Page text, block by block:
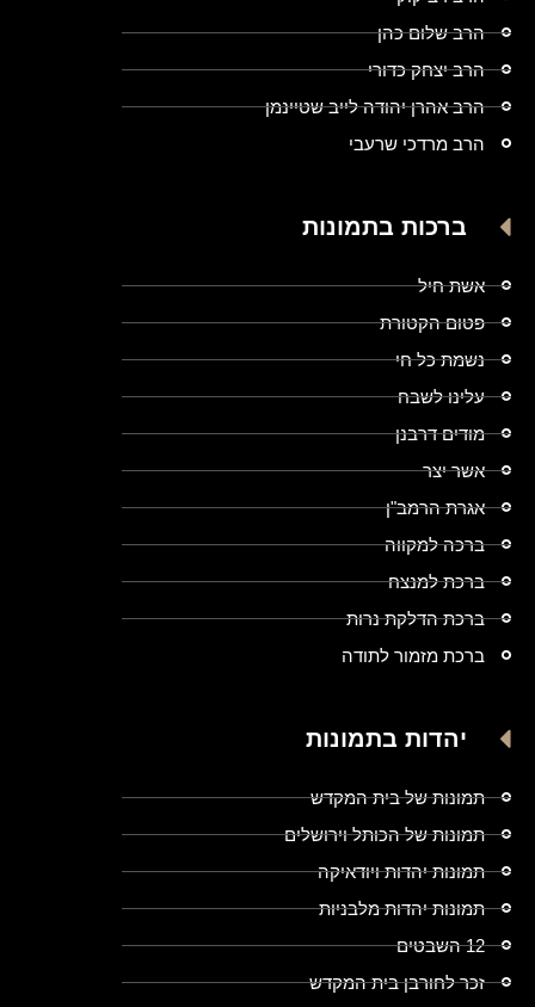
הרב שלום כהן
הרב יצחק כדורי
הרב אהרן יהודה לייב שטיינמן
הרב מרדכי שרעבי
ברכות בתמונות
אשת חיל
פטום הקטורת
נשמת כל חי
עלינו לשבח
מודים דרבנן
אשר יצר
אגרת הרמב"ן
ברכה למקווה
ברכת למנצח
ברכת הדלקת נרות
ברכת מזמור לתודה
יהדות בתמונות
תמונות של בית המקדש
תמונות של הכותל וירושלים
תמונות יהדות ויודאיקה
תמונות יהדות מלבניות
12 השבטים
זכר לחורבן בית המקדש